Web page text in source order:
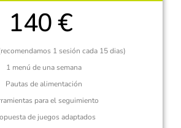
140 €
1 sesión cada 15 dias)
1 menú de una semana
Pautas de alimentación
para el seguimiento
de juegos adaptados